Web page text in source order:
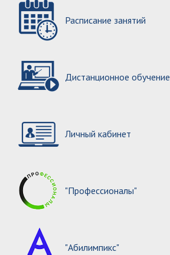
Расписание занятий
Дистанционное обучение
Личный кабинет
"Профессионалы"
"Абилимпикс"